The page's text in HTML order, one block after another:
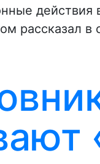
действия
рассказал в